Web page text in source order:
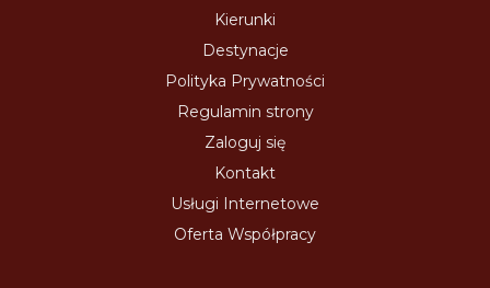
Kierunki
Destynacje
Polityka Prywatności
Regulamin strony
Zaloguj się
Kontakt
Usługi Internetowe
Oferta Współpracy